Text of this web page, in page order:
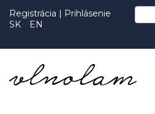
Registrácia | Prihlásenie
SK
EN